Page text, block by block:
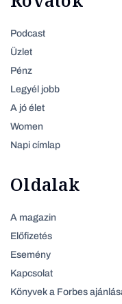
Podcast
Üzlet
Pénz
Legyél jobb
A jó élet
Women
Napi címlap
Oldalak
A magazin
Előfizetés
Esemény
Kapcsolat
Könyvek a Forbes